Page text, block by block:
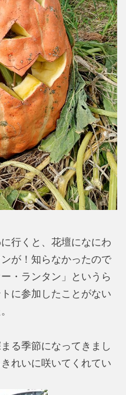
行くと、花壇になにわ
が！知らなかったので
・ランタン」というら
に参加したことがない
る季節になってきまし
れいに咲いてくれてい